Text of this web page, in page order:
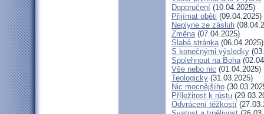
Doporučení (10.04.2025)
Přijímat oběti (09.04.2025)
Neplyne ze zásluh
Změna(07.04.2025)
Slabá stránka(06.04.2025)
S konečnými výsledky
Spolehnout na Boha
Vše nebo nic (01.04.2025)
Teologicky (31.03.2025)
Nic mocnějšího
Příležitost k růstu
Odvrácení těžkostí